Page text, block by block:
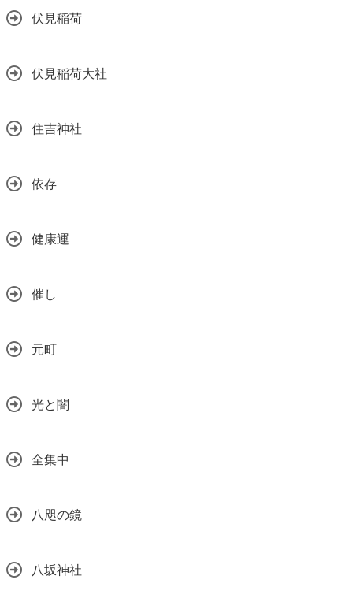
伏見稲荷
伏見稲荷大社
住吉神社
依存
健康運
催し
元町
光と闇
全集中
八咫の鏡
八坂神社